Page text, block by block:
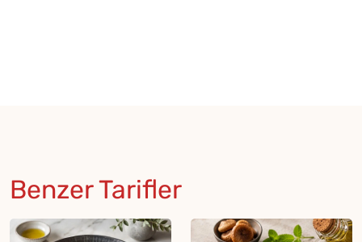
Benzer Tarifler